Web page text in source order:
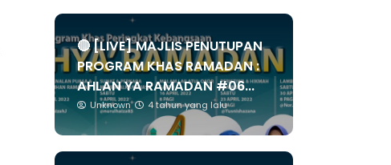
🔴 [LIVE] MAJLIS PENUTUPAN
PROGRAM KHAS RAMADAN :
AHLAN YA RAMADAN #06...
Unknown 4 tahun yang lalu